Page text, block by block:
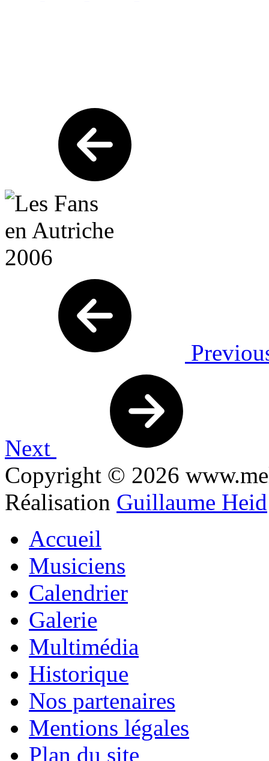
Next
Copyright © 2026
Réalisation Guillaume Heid
Accueil
Musiciens
Calendrier
Galerie
Multimédia
Historique
Nos partenaires
Mentions légales
Plan du site